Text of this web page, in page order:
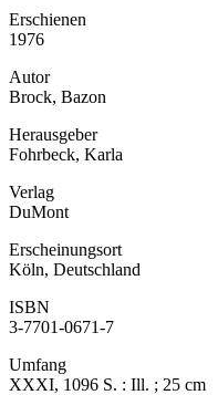
Erschienen
1976
Autor
Brock, Bazon
Herausgeber
Fohrbeck, Karla
Verlag
DuMont
Erscheinungsort
Köln, Deutschland
ISBN
3-7701-0671-7
Umfang
XXXI, 1096 S. : Ill. ; 25 cm